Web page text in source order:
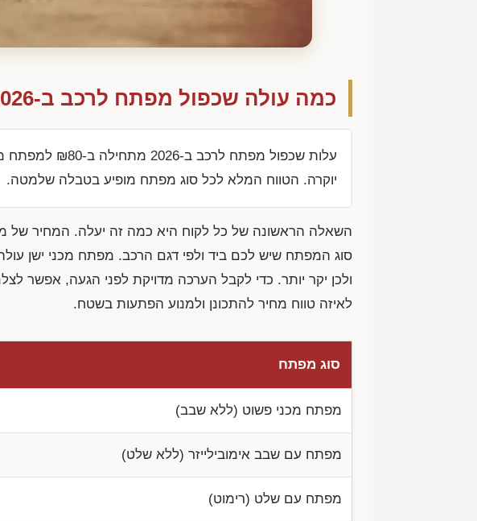
כמה עולה שכפול מפתח לרכב ב-2026?
יוקרה. הטווח המלא לכל סוג מפתח מופיע בטבלה שלמטה.
השאלה הראשונה של כל לקוח היא כמה זה יעלה. המחיר של
סוג המפתח שיש לכם ביד ולפי דגם הרכב. מפתח מכני ישן
ולכן יקר יותר. כדי לקבל הערכה מדויקת לפני הגעה, אפשר
לאיזה טווח מחיר להתכונן ולמנוע הפתעות בשטח.
סוג מפתח
מפתח מכני פשוט (ללא שבב)
מפתח עם שבב אימובילייזר (ללא שלט)
מפתח עם שלט (רימוט)